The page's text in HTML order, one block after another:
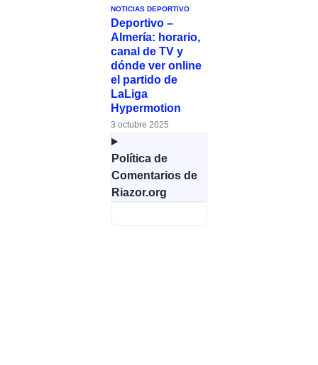
NOTICIAS DEPORTIVO
Deportivo –
Almería: horario,
canal de TV y
dónde ver online
el partido de
LaLiga
Hypermotion
3 octubre 2025
Política de
Comentarios de
Riazor.org